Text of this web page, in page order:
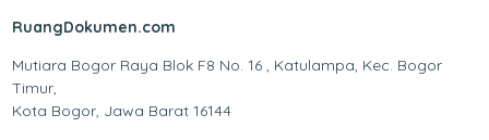
RuangDokumen.com
Mutiara Bogor Raya Blok F8 No. 16 , Katulampa, Kec. Bogor
Timur,
Kota Bogor, Jawa Barat 16144